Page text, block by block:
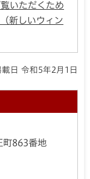
いただくため
新しいウィン
載日 令和5年2月1日
町863番地